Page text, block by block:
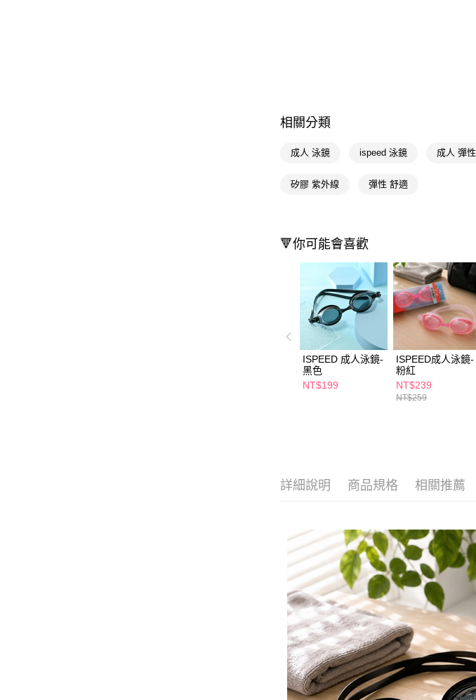
相關分類
成人 泳鏡 ispeed 泳鏡 成人 彈性
矽膠 紫外線 彈性 舒適
🔻你可能會喜歡
ISPEED 成人泳鏡-
黑色
NT$199
ISPEED成人泳鏡-
粉紅
NT$239
NT$259
詳細說明 商品規格 相關推薦